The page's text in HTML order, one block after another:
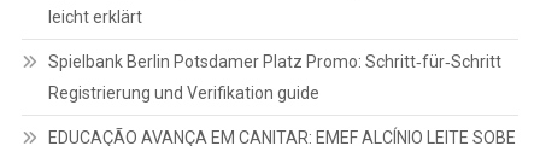
leicht erklärt
Spielbank Berlin Potsdamer Platz Promo: Schritt‑für‑Schritt
Registrierung und Verifikation guide
EDUCAÇÃO AVANÇA EM CANITAR: EMEF ALCÍNIO LEITE SOBE